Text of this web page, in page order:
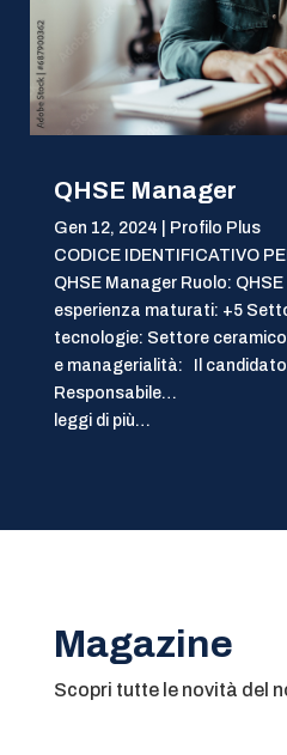
QHSE Manager
Gen 12, 2024
Profilo Plus
CODICE IDENTIFICATIVO
QHSE Manager Ruolo:
esperienza maturati: +5
tecnologie: Settore
e managerialità: Il
Responsabile…
leggi di più…
Magazine
Scopri tutte le novità del